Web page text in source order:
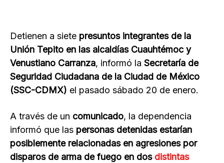
Detienen a siete presuntos integrantes de la
Unión Tepito en las alcaldías Cuauhtémoc y
Venustiano Carranza, informó la Secretaría de
Seguridad Ciudadana de la Ciudad de México
(SSC-CDMX) el pasado sábado 20 de enero.
A través de un comunicado, la dependencia
informó que las personas detenidas estarían
posiblemente relacionadas en agresiones por
disparos de arma de fuego en dos distintas